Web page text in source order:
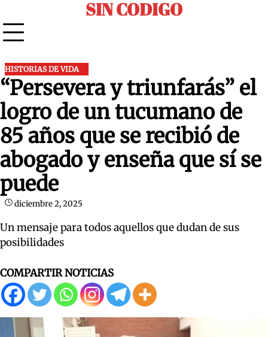
to
content
SIN CODIGO
HISTORIAS DE VIDA
“Persevera y triunfarás” el
logro de un tucumano de
85 años que se recibió de
abogado y enseña que sí se
puede
diciembre 2, 2025
Un mensaje para todos aquellos que dudan de sus
posibilidades
COMPARTIR NOTICIAS